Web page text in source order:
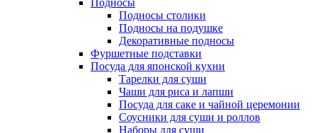
Подносы
Подносы столики
Подносы на подушке
Декоративные подносы
Фуршетные подставки
Посуда для японской кухни
Тарелки для суши
Чаши для риса и лапши
Посуда для саке и чайной церемонии
Соусники для суши и роллов
Наборы для суши